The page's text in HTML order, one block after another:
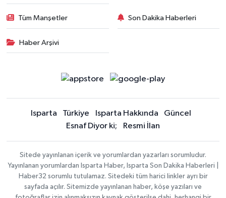
Tüm Manşetler Son Dakika Haberleri
Haber Arşivi
Isparta Türkiye Isparta Hakkında
Güncel
Esnaf Diyor ki;
Resmi İlan
Sitede yayınlanan içerik ve yorumlardan yazarları sorumludur.
Yayınlanan yorumlardan Isparta Haber, Isparta Son Dakika Haberleri |
Haber32 sorumlu tutulamaz. Sitedeki tüm harici linkler ayrı bir
sayfada açılır. Sitemizde yayınlanan haber, köşe yazıları ve